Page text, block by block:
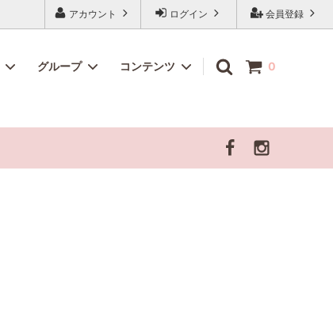
会員登録
ログイン
アカウント
0
飼い主さま向けセミナー・勉強会
グループ コンテンツ